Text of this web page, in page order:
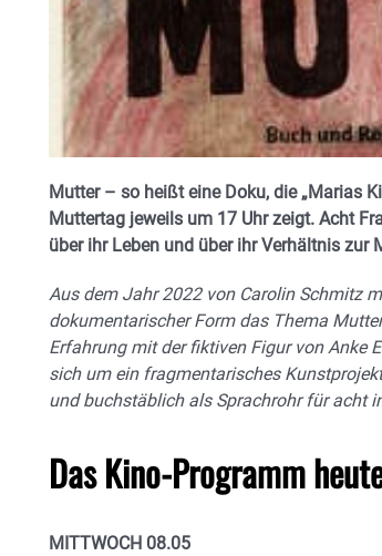
Mutter – so heißt eine Doku, die „Marias
Muttertag jeweils um 17 Uhr zeigt. Acht
über ihr Leben und über ihr Verhältnis zur
Aus dem Jahr 2022 von Carolin Schmitz
dokumentarischer Form das Thema
Erfahrung mit der fiktiven Figur von Anke
sich um ein fragmentarisches
und buchstäblich als Sprachrohr für acht
Das Kino-Programm
MITTWOCH 08.05